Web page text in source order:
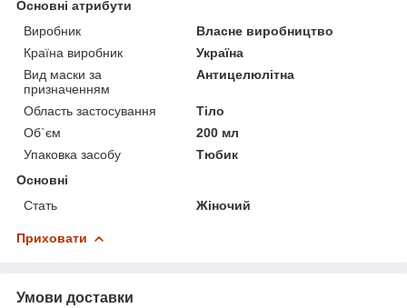
Основні атрибути
Виробник
Власне виробництво
Країна виробник
Україна
Вид маски за
призначенням
Антицелюлітна
Область застосування
Тіло
Об`єм
200 мл
Упаковка засобу
Тюбик
Основні
Стать
Жіночий
Приховати
Умови доставки